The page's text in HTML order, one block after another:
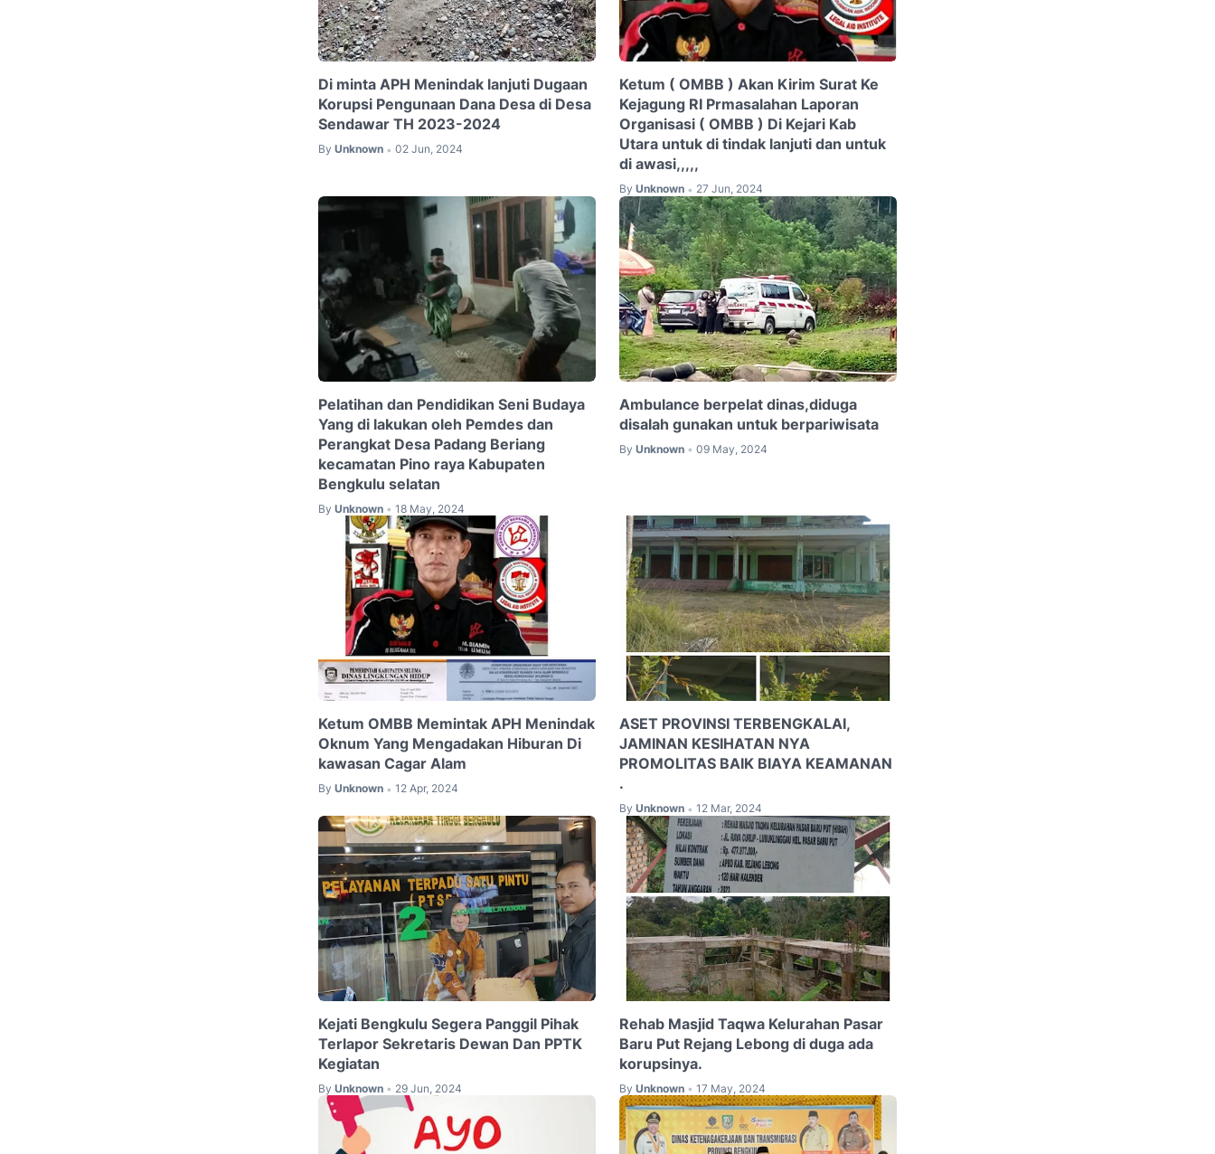
Di minta APH Menindak lanjuti Dugaan
Korupsi Pengunaan Dana Desa di Desa
Sendawar TH 2023-2024
By Unknown • 02 Jun, 2024
Ketum ( OMBB ) Akan Kirim Surat Ke
Kejagung RI Prmasalahan Laporan
Organisasi ( OMBB ) Di Kejari Kab
Utara untuk di tindak lanjuti dan untuk
di awasi,,,,,
By Unknown • 27 Jun, 2024
Pelatihan dan Pendidikan Seni Budaya
Yang di lakukan oleh Pemdes dan
Perangkat Desa Padang Beriang
kecamatan Pino raya Kabupaten
Bengkulu selatan
By Unknown • 18 May, 2024
Ambulance berpelat dinas,diduga
disalah gunakan untuk berpariwisata
By Unknown • 09 May, 2024
Ketum OMBB Memintak APH Menindak
Oknum Yang Mengadakan Hiburan Di
kawasan Cagar Alam
By Unknown • 12 Apr, 2024
ASET PROVINSI TERBENGKALAI,
JAMINAN KESIHATAN NYA
PROMOLITAS BAIK BIAYA KEAMANAN
.
By Unknown • 12 Mar, 2024
Kejati Bengkulu Segera Panggil Pihak
Terlapor Sekretaris Dewan Dan PPTK
Kegiatan
By Unknown • 29 Jun, 2024
Rehab Masjid Taqwa Kelurahan Pasar
Baru Put Rejang Lebong di duga ada
korupsinya.
By Unknown • 17 May, 2024